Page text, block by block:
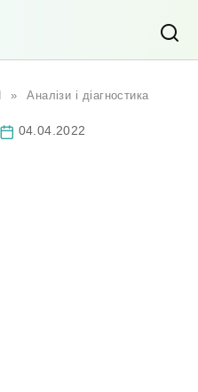
» Аналізи і діагностика
04.04.2022